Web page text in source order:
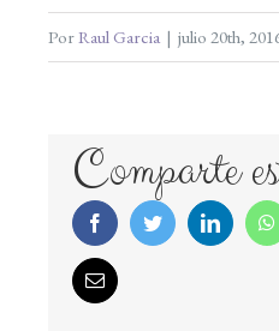
PorRaul Garcia | julio 20th,
Comparte
FacebookTwitter
Correo
electrónico